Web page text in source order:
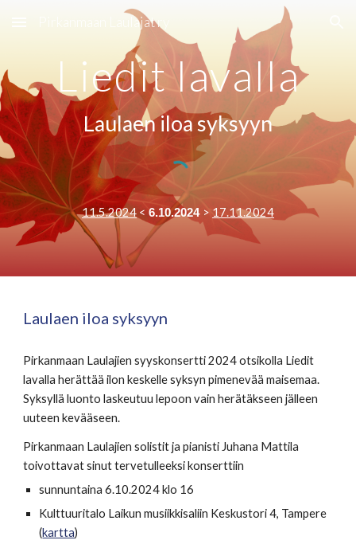
Skip to main content Skip to navigation
Pirkanmaan Laulajat ry
Liedit lavalla
Laulaen iloa syksyyn
11.5.2024< 6.10.2024 > 17.11.2024
Laulaen iloa syksyyn
Pirkanmaan Laulajien syyskonsertti 2024 otsikolla Liedit
lavalla herättää ilon keskelle syksyn pimenevää maisemaa.
Syksyllä luonto laskeutuu lepoon vain herätäkseen jälleen
uuteen kevääseen.
Pirkanmaan Laulajien solistit ja pianisti Juhana Mattila
toivottavat sinut tervetulleeksi konserttiin
sunnuntaina 6.10.2024 klo 16
Kulttuuritalo Laikun musiikkisaliin Keskustori 4, Tampere
(kartta)